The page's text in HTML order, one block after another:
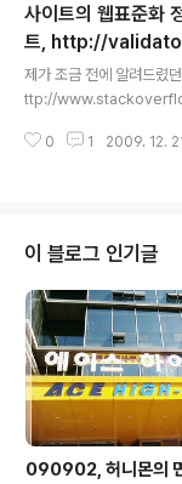
어가면서, 예전에 해왔던
깨달아가는 과정이고, 큰
리에도 귀를 기울여지지
09/11/27 - [허니몬에
뮤직온 홈페이지에서 뮤
2009/09/24 - [허니몬의
사이트의 웹표준화
트, http://
제가 조금 전에 알려드렸
ttp://
입력받아서, 해당하는 사
w3.org/
w.president.go.kr..
0 1 2009. 12.
이 블로그 인기글
090902, 허니몬의